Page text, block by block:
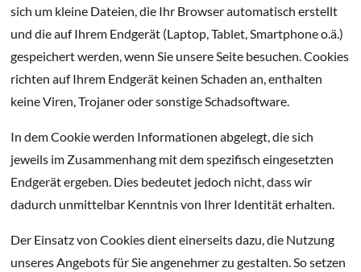
sich um kleine Dateien, die Ihr Browser automatisch erstellt
und die auf Ihrem Endgerät (Laptop, Tablet, Smartphone o.ä.)
gespeichert werden, wenn Sie unsere Seite besuchen. Cookies
richten auf Ihrem Endgerät keinen Schaden an, enthalten
keine Viren, Trojaner oder sonstige Schadsoftware.
In dem Cookie werden Informationen abgelegt, die sich
jeweils im Zusammenhang mit dem spezifisch eingesetzten
Endgerät ergeben. Dies bedeutet jedoch nicht, dass wir
dadurch unmittelbar Kenntnis von Ihrer Identität erhalten.
Der Einsatz von Cookies dient einerseits dazu, die Nutzung
unseres Angebots für Sie angenehmer zu gestalten. So setzen